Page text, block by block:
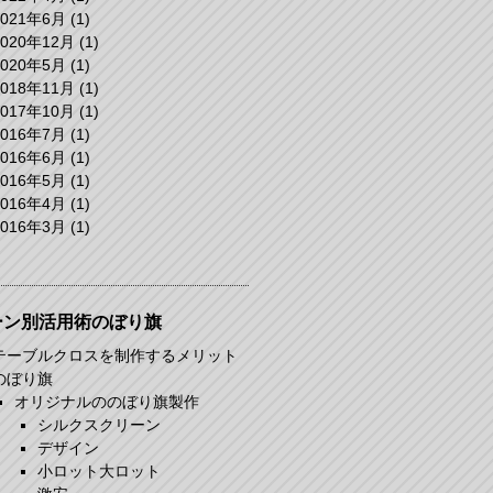
年6月 (1)
年12月 (1)
年5月 (1)
年11月 (1)
年10月 (1)
年7月 (1)
年6月 (1)
年5月 (1)
年4月 (1)
年3月 (1)
別活用術のぼり旗
ーブルクロスを制作するメリット
ぼり旗
オリジナルののぼり旗製作
シルクスクリーン
デザイン
小ロット大ロット